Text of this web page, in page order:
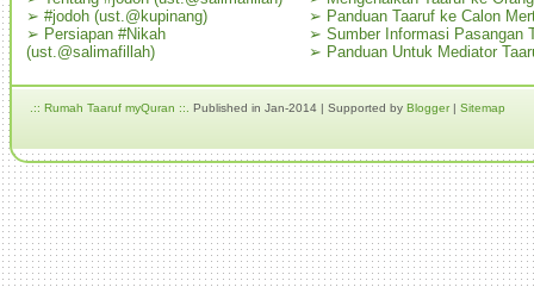
➢ #jodoh (ust.@kupinang)
➢ Persiapan #Nikah
(ust.@salimafillah)
➢ Panduan Taaruf ke Calon
➢ Sumber Informasi Pasangan
➢ Panduan Untuk Mediator
.:: Rumah Taaruf myQuran ::. Published in Jan-2014 | Supported by Blogger| Sitemap